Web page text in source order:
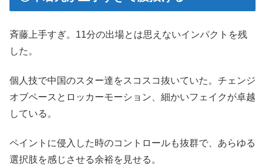
斉藤上手すぎ。11分の出場とは思えないインパクトを残
した。
個人技で中国のスター達をスコスコ抜いていた。チェンジ
オブペースとロッカーモーション、細かいフェイクが卓越
している。
ペイントに侵入した時のコントロールも抜群で、あらゆる
選択肢を感じさせる余裕を見せる。